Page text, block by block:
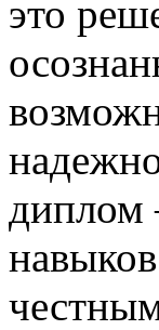
это
диплом